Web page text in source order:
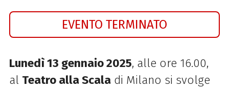
EVENTO TERMINATO
Lunedì 13 gennaio 2025, alle ore 16.00,
al Teatro alla Scaladi Milano si svolge